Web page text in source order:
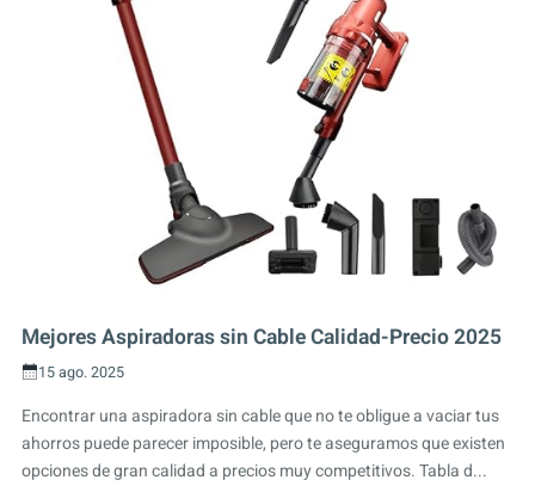
Mejores Aspiradoras sin Cable Calidad-Precio 2025
15 ago. 2025
Encontrar una aspiradora sin cable que no te obligue a vaciar tus
ahorros puede parecer imposible, pero te aseguramos que existen
opciones de gran calidad a precios muy competitivos. Tabla d...